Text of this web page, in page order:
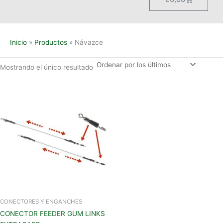
Inicio Productos Návazce
Mostrando el único resultado
CONECTORES Y ENGANCHES
CONECTOR FEEDER GUM LINKS